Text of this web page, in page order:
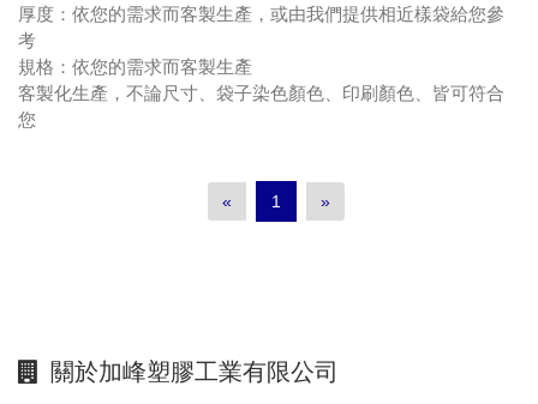
厚度：依您的需求而客製生產，或由我們提供相近樣袋給您參
考
規格：依您的需求而客製生產
客製化生產，不論尺寸、袋子染色顏色、印刷顏色、皆可符合
您
« 1 »
關於加峰塑膠工業有限公司